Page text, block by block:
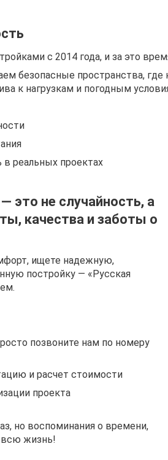
с 2014 года, и за это
безопасные пространства, где
к нагрузкам и погодным
реальных проектах
это не случайность, а
качества и заботы о
ищете надежную,
постройку — «Русская
позвоните нам по номеру
и расчет стоимости
проекта
но воспоминания о времени,
всю жизнь!